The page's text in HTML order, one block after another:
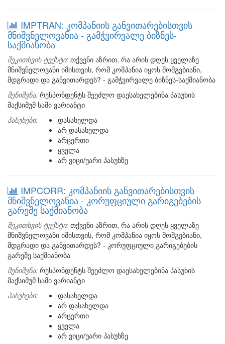
IMPTRAN: კომპანიის განვითარებისთვის
მნიშვნელოვანია - გამჭვირვალე ბიზნეს-
საქმიანობა
შეკითხვის ტექსტი: თქვენი აზრით, რა არის დღეს ყველაზე
მნიშვნელოვანი იმისთვის, რომ კომპანია იყოს მომგებიანი,
მდგრადი და განვითარდეს? - გამჭვირვალე ბიზნეს-საქმიანობა
შენიშვნა: რესპონდენტს შეეძლო დაესახელებინა პასუხის
მაქსიმუმ სამი ვარიანტი
პასუხები:
დასახელდა
არ დასახელდა
არცერთი
ყველა
არ ვიცი/უარი პასუხზე
IMPCORR: კომპანიის განვითარებისთვის
მნიშვნელოვანია - კორუფციული გარიგებების
გარეშე საქმიანობა
შეკითხვის ტექსტი: თქვენი აზრით, რა არის დღეს ყველაზე
მნიშვნელოვანი იმისთვის, რომ კომპანია იყოს მომგებიანი,
მდგრადი და განვითარდეს? - კორუფციული გარიგებების
გარეშე საქმიანობა
შენიშვნა: რესპონდენტს შეეძლო დაესახელებინა პასუხის
მაქსიმუმ სამი ვარიანტი
პასუხები:
დასახელდა
არ დასახელდა
არცერთი
ყველა
არ ვიცი/უარი პასუხზე